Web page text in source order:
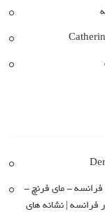
- مای فرنچ -
| نشانه های